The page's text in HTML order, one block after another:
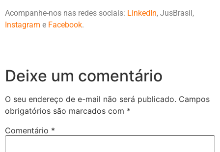
Acompanhe-nos nas redes sociais: LinkedIn, JusBrasil,
Instagram e Facebook.
Deixe um comentário
O seu endereço de e-mail não será publicado. Campos
obrigatórios são marcados com *
Comentário *